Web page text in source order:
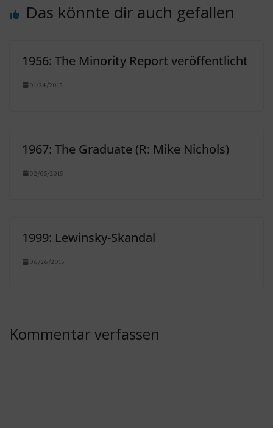
Das könnte dir auch gefallen
1956: The Minority Report veröffentlicht
01/24/2015
1967: The Graduate (R: Mike Nichols)
02/05/2015
1999: Lewinsky-Skandal
06/26/2015
Kommentar verfassen